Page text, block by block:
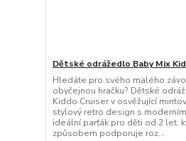
Dětské odrážedlo Baby Mix
Hledáte pro svého malého
obyčejnou hračku? Dětské
Kiddo Cruiser v osvěžující
stylový retro design s
ideální parťák pro děti od 2 let,
způsobem podporuje roz...